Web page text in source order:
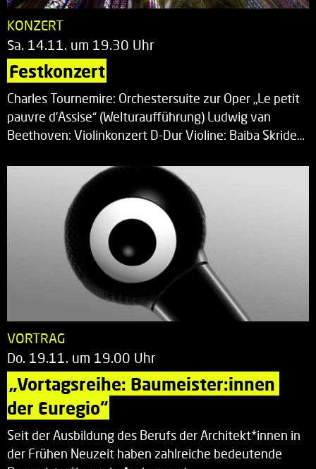
KONZERT
Sa. 14.11. um 19.30 Uhr
Festkonzert
Charles Tournemire: Orchestersuite zur Oper „Le petit
pauvre d’Assise“ (Welturaufführung) Ludwig van
Beethoven: Violinkonzert D-Dur Violine: Baiba Skride…
VORTRAG
Do. 19.11. um 19.00 Uhr
„Vortagsreihe: Baumeister:innen
der Euregio“
Seit der Ausbildung des Berufs der Architekt*innen in
der Frühen Neuzeit haben zahlreiche bedeutende